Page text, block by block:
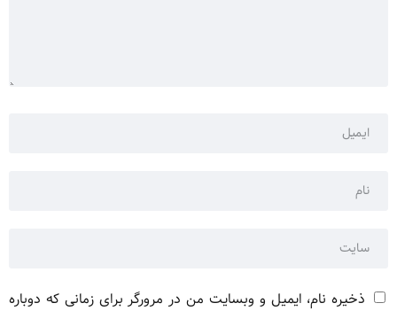
ذخیره نام، ایمیل و وبسایت من در مرورگر برای زمانی که دوباره